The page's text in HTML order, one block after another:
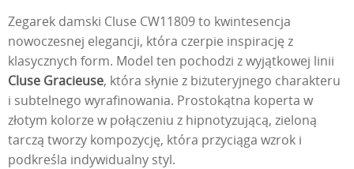
Zegarek damski Cluse CW11809 to kwintesencja
nowoczesnej elegancji, która czerpie inspirację z
klasycznych form. Model ten pochodzi z wyjątkowej linii
Cluse Gracieuse, która słynie z biżuteryjnego charakteru
i subtelnego wyrafinowania. Prostokątna koperta w
złotym kolorze w połączeniu z hipnotyzującą, zieloną
tarczą tworzy kompozycję, która przyciąga wzrok i
podkreśla indywidualny styl.